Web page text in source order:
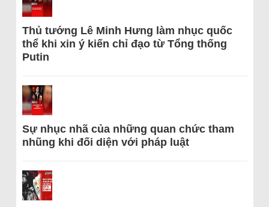
Thủ tướng Lê Minh Hưng làm nhục quốc
thể khi xin ý kiến chỉ đạo từ Tổng thống
Putin
Sự nhục nhã của những quan chức tham
nhũng khi đối diện với pháp luật